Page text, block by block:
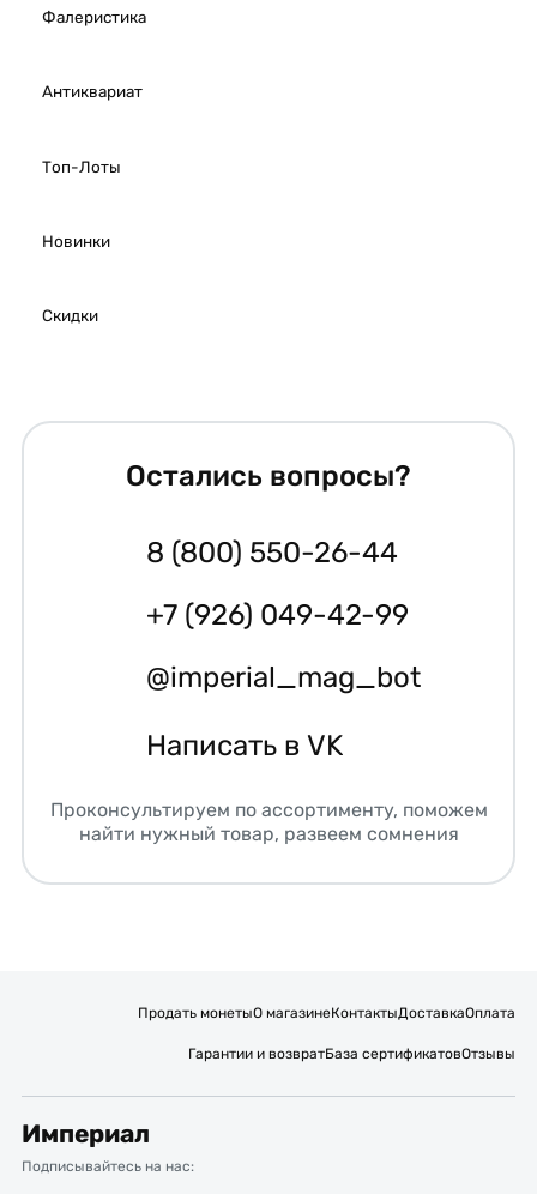
Фалеристика
Антиквариат
Топ-Лоты
Новинки
Скидки
Остались вопросы?
8 (800) 550-26-44
+7 (926) 049-42-99
@imperial_mag_bot
Написать в VK
Проконсультируем по ассортименту, поможем
найти нужный товар, развеем сомнения
Продать монетыО магазинеКонтактыДоставкаОплата
Гарантии и возвратБаза сертификатовОтзывы
Империал
Подписывайтесь на нас: